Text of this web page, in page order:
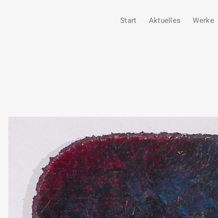
Start Aktuelles Werke